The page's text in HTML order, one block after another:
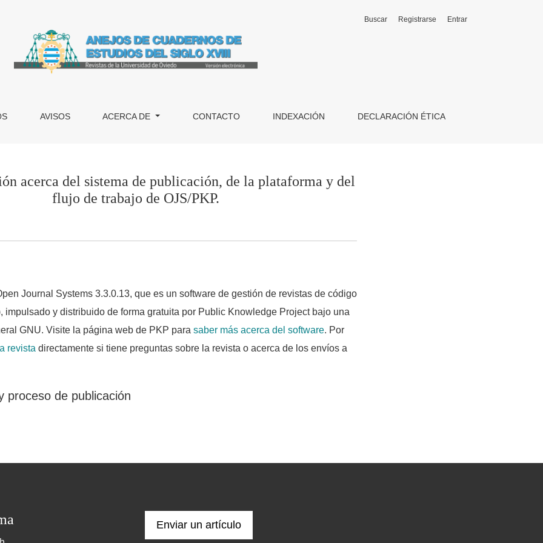
de la plataforma y del flujo de trabajo de OJS/PKP.
AVISOS ACERCA DE CONTACTO INDEXACIÓN DECLARACIÓN ÉTICA
Buscar Registrarse Entrar
acerca del sistema de publicación, de la plataforma y del
flujo de trabajo de OJS/PKP.
Journal Systems 3.3.0.13, que es un software de gestión de revistas de código
impulsado y distribuido de forma gratuita por Public Knowledge Project bajo una
GNU. Visite la página web de PKP para saber más acerca del software. Por
revista directamente si tiene preguntas sobre la revista o acerca de los envíos a
Enviar un artículo